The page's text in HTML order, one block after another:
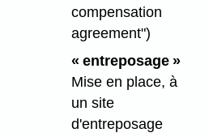
compensation
agreement")
« entreposage »
Mise en place, à
un site
d'entreposage